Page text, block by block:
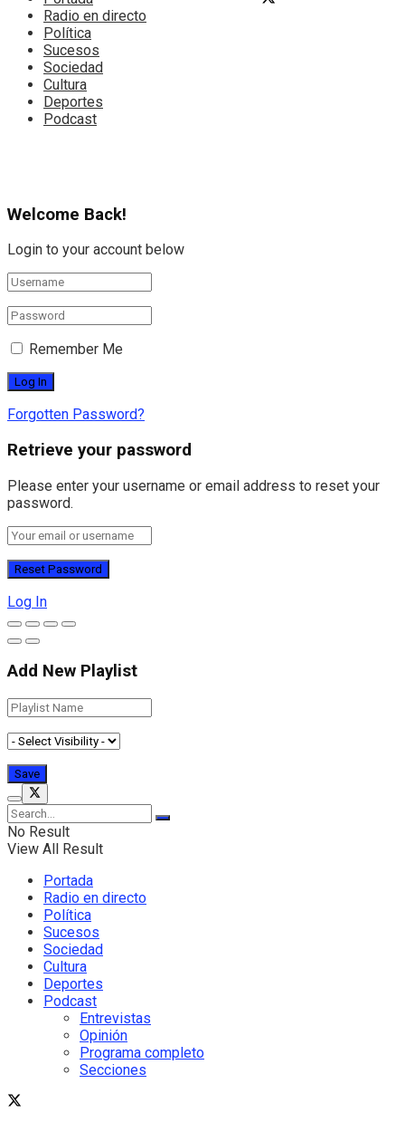
Radio en directo
Política
Sucesos
Sociedad
Cultura
Deportes
Podcast
Welcome Back!
Login to your account below
Remember Me
Forgotten Password?
Retrieve your password
Please enter your username or email address to reset your
password.
Log In
Add New Playlist
No Result
View All Result
Portada
Radio en directo
Política
Sucesos
Sociedad
Cultura
Deportes
Podcast
Entrevistas
Opinión
Programa completo
Secciones